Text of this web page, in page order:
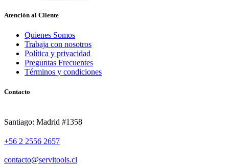
Atención al Cliente
Quienes Somos
Trabaja con nosotros
Política y privacidad
Preguntas Frecuentes
Términos y condiciones
Contacto
Santiago: Madrid #1358
+56 2 2556 2657
contacto@servitools.cl